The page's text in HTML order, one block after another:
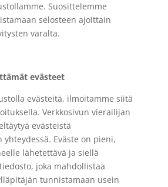
Suosittelemme
selosteen ajoittain
varalta.
evästeet
evästeitä, ilmoitamme siitä
Verkkosivun vierailijan
evästeistä
Eväste on pieni,
lähetettävä ja siellä
joka mahdollistaa
tunnistamaan usein